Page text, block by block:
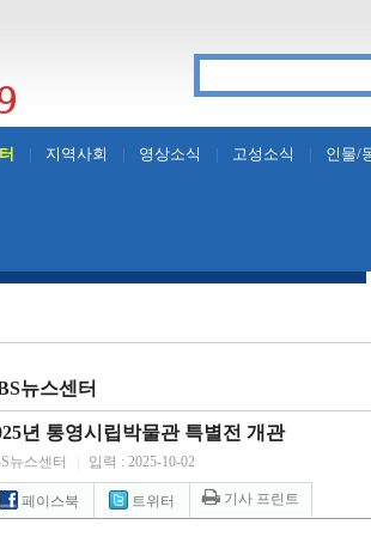
지역사회 영상소식 고성소식 인물/
뉴스센터
년 통영시립박물관 특별전 개관
뉴스센터 입력 : 2025-10-02
페이스북 트위터 기사 프린트